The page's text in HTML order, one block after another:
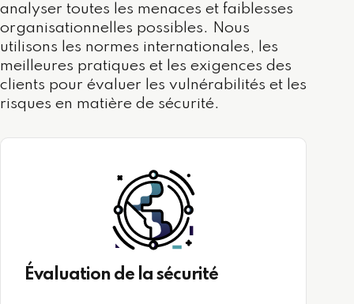
analyser toutes les menaces et faiblesses
organisationnelles possibles. Nous
utilisons les normes internationales, les
meilleures pratiques et les exigences des
clients pour évaluer les vulnérabilités et les
risques en matière de sécurité.
Évaluation de la sécurité